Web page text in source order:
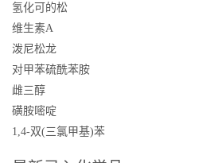
氢化可的松
维生素A
泼尼松龙
对甲苯硫酰苯胺
雌三醇
磺胺嘧啶
1,4-双(三氯甲基)苯